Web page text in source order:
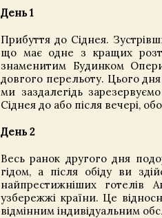
День 1
Прибуття до Сіднея.
що має одне з кращих
знаменитим Будинком
довгого перельоту. Цього
ми заздалегідь
Сіднея до або після вечері,
День 2
Весь ранок другого дня
гідом, а після обіду ви
найпрестижніших готелів
узбережжі країни. Це
відмінним індивідуальним